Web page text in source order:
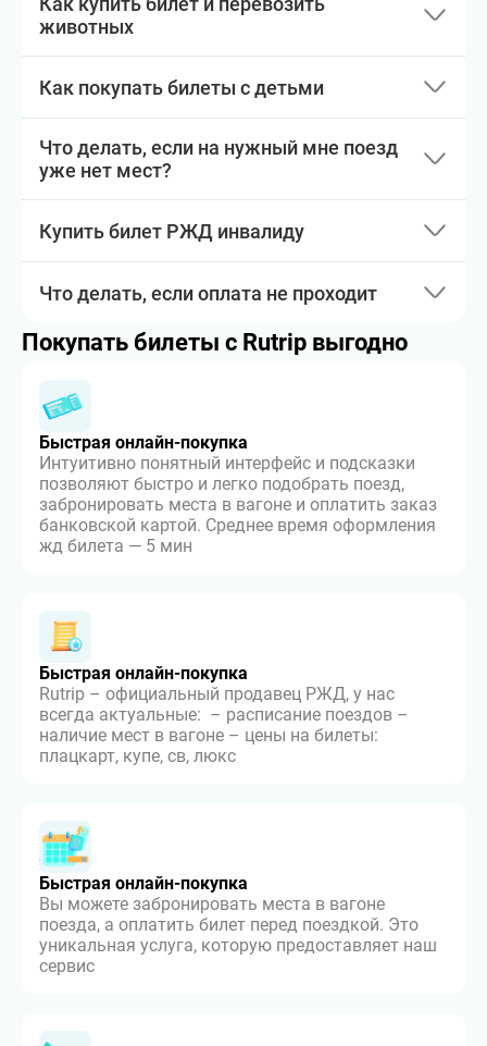
животных
Как покупать билеты с детьми
Что делать, если на нужный мне поезд
уже нет мест?
Купить билет РЖД инвалиду
Что делать, если оплата не проходит
Покупать билеты с Rutrip выгодно
Быстрая онлайн-покупка
Интуитивно понятный интерфейс и подсказки
позволяют быстро и легко подобрать поезд,
забронировать места в вагоне и оплатить заказ
банковской картой. Среднее время оформления
жд билета — 5 мин
Быстрая онлайн-покупка
Rutrip – официальный продавец РЖД, у нас
всегда актуальные: – расписание поездов –
наличие мест в вагоне – цены на билеты:
плацкарт, купе, св, люкс
Быстрая онлайн-покупка
Вы можете забронировать места в вагоне
поезда, а оплатить билет перед поездкой. Это
уникальная услуга, которую предоставляет наш
сервис